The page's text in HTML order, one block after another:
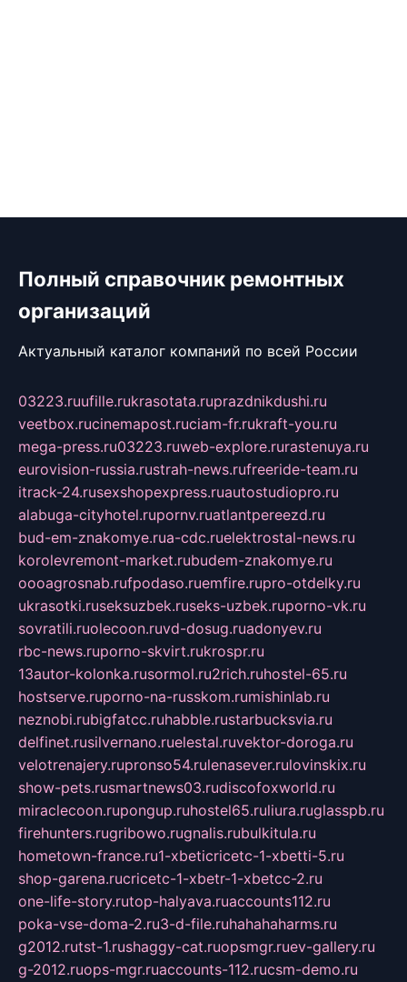
Полный справочник ремонтных
организаций
Актуальный каталог компаний по всей России
03223.ruufille.rukrasotata.ruprazdnikdushi.ru
veetbox.rucinemapost.ruciam-fr.rukraft-you.ru
mega-press.ru03223.ruweb-explore.rurastenuya.ru
eurovision-russia.rustrah-news.rufreeride-team.ru
itrack-24.rusexshopexpress.ruautostudiopro.ru
alabuga-cityhotel.rupornv.ruatlantpereezd.ru
bud-em-znakomye.rua-cdc.ruelektrostal-news.ru
korolevremont-market.rubudem-znakomye.ru
oooagrosnab.rufpodaso.ruemfire.rupro-otdelky.ru
ukrasotki.ruseksuzbek.ruseks-uzbek.ruporno-vk.ru
sovratili.ruolecoon.ruvd-dosug.ruadonyev.ru
rbc-news.ruporno-skvirt.rukrospr.ru
13autor-kolonka.rusormol.ru2rich.ruhostel-65.ru
hostserve.ruporno-na-russkom.rumishinlab.ru
neznobi.rubigfatcc.ruhabble.rustarbucksvia.ru
delfinet.rusilvernano.ruelestal.ruvektor-doroga.ru
velotrenajery.rupronso54.rulenasever.rulovinskix.ru
show-pets.rusmartnews03.rudiscofoxworld.ru
miraclecoon.rupongup.ruhostel65.ruliura.ruglasspb.ru
firehunters.rugribowo.rugnalis.rubulkitula.ru
hometown-france.ru1-xbeticricetc-1-xbetti-5.ru
shop-garena.rucricetc-1-xbetr-1-xbetcc-2.ru
one-life-story.rutop-halyava.ruaccounts112.ru
poka-vse-doma-2.ru3-d-file.ruhahahaharms.ru
g2012.rutst-1.rushaggy-cat.ruopsmgr.ruev-gallery.ru
g-2012.ruops-mgr.ruaccounts-112.rucsm-demo.ru